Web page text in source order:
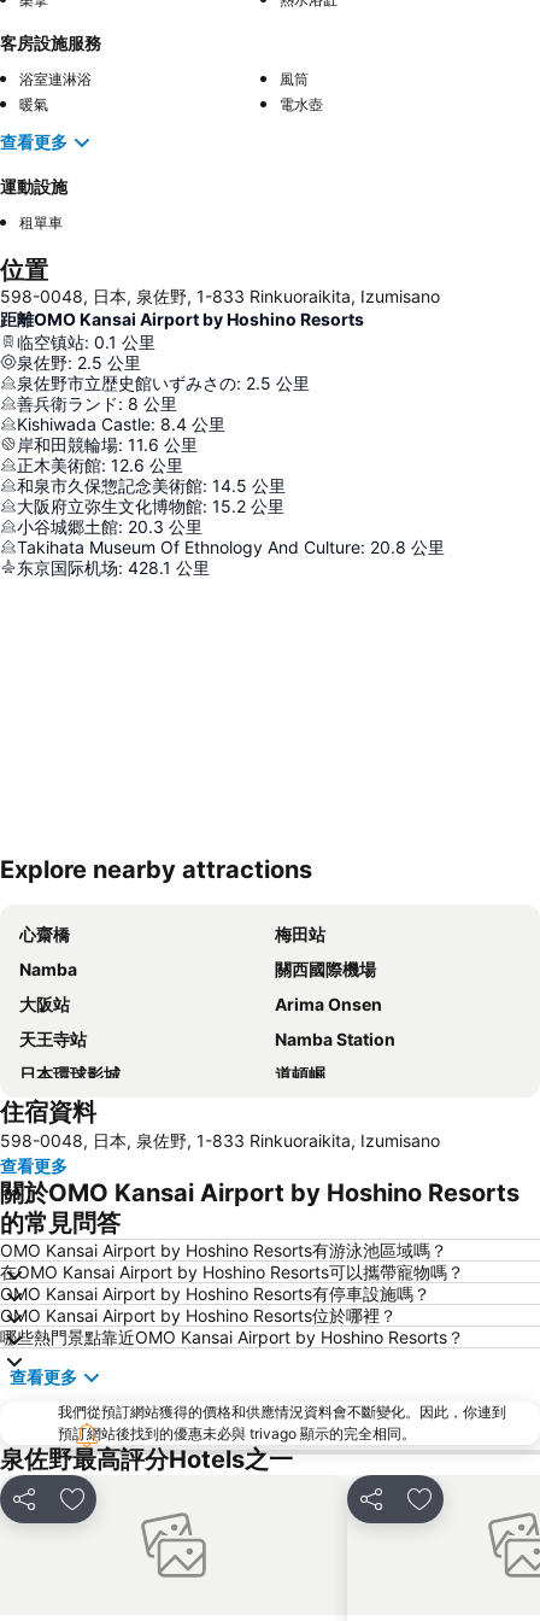
客房設施服務
浴室連淋浴
風筒
暖氣
電水壺
查看更多
運動設施
租單車
位置
598-0048, 日本, 泉佐野, 1-833 Rinkuoraikita, Izumisano
距離OMO Kansai Airport by Hoshino Resorts
临空镇站: 0.1 公里
泉佐野: 2.5 公里
泉佐野市立歴史館いずみさの: 2.5 公里
善兵衛ランド: 8 公里
Kishiwada Castle: 8.4 公里
岸和田競輪場: 11.6 公里
正木美術館: 12.6 公里
和泉市久保惣記念美術館: 14.5 公里
大阪府立弥生文化博物館: 15.2 公里
小谷城郷土館: 20.3 公里
Takihata Museum Of Ethnology And Culture: 20.8 公里
东京国际机场: 428.1 公里
展開地圖
Explore nearby attractions
心齋橋
梅田站
Namba
關西國際機場
大阪站
Arima Onsen
天王寺站
Namba Station
日本環球影城
道頓崛
梅田天空之城
Namba City
心齋橋站
新大阪站
大阪城
道頓堀
Rinku Town Station
Awaji Island
Yodoyabashi Station
Osaka City Air Terminal
神戶車站
Nipponbashi Station
三宮車站
Kitahama Station
Osaka Castle
Wakayama Station
Honmachi Station
Rinku Premium Outlets
Kyobashi Station
Namba Parks
Hankyu Umeda Honten
Nishikujo Station
Universal City Station
Sakaisuji Hommachi Station
住宿資料
598-0048, 日本, 泉佐野, 1-833 Rinkuoraikita, Izumisano
查看更多
關於OMO Kansai Airport by Hoshino Resorts
的常見問答
OMO Kansai Airport by Hoshino Resorts有游泳池區域嗎？
在OMO Kansai Airport by Hoshino Resorts可以攜帶寵物嗎？
OMO Kansai Airport by Hoshino Resorts有停車設施嗎？
OMO Kansai Airport by Hoshino Resorts位於哪裡？
哪些熱門景點靠近OMO Kansai Airport by Hoshino Resorts？
查看更多
我們從預訂網站獲得的價格和供應情況資料會不斷變化。因此，你連到
預訂網站後找到的優惠未必與 trivago 顯示的完全相同。
泉佐野最高評分Hotels之一
分享 放到收藏夾 分享 放到收藏夾